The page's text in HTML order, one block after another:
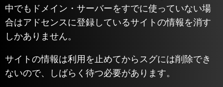
中でもドメイン・サーバーをすでに使っていない場
合はアドセンスに登録しているサイトの情報を消す
しかありません。
サイトの情報は利用を止めてからスグには削除でき
ないので、しばらく待つ必要があります。